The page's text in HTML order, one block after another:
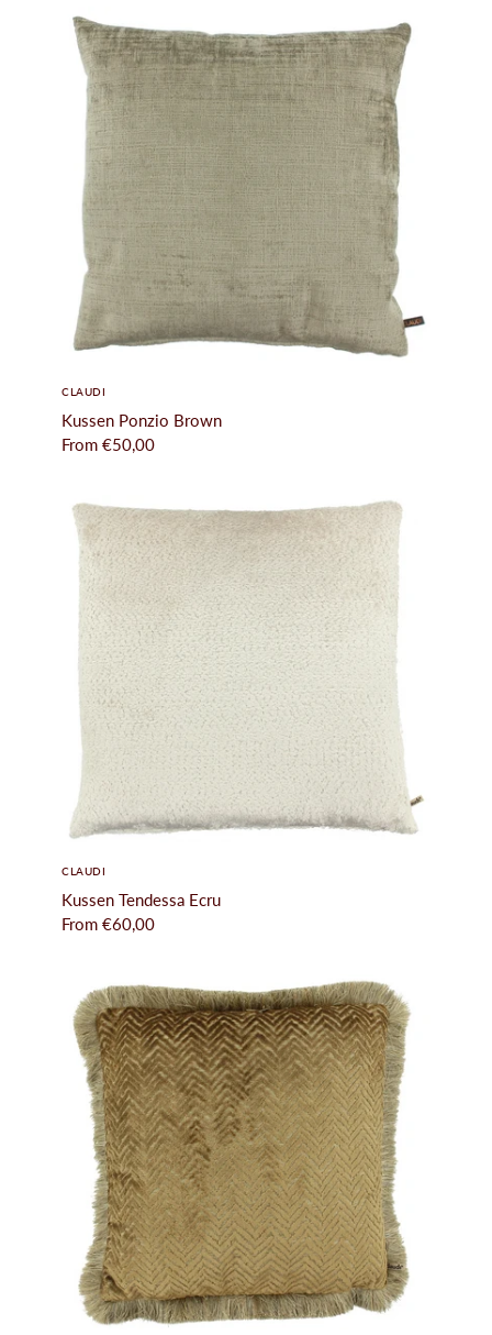
CLAUDI
Kussen Ponzio Brown
From €50,00
CLAUDI
Kussen Tendessa Ecru
From €60,00